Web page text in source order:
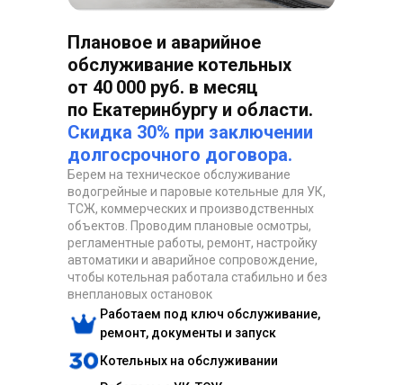
Плановое и аварийное
обслуживание котельных
от 40 000 руб. в месяц
по Екатеринбургу и области.
Скидка 30% при заключении
долгосрочного договора.
Берем на техническое обслуживание
водогрейные и паровые котельные для УК,
ТСЖ, коммерческих и производственных
объектов. Проводим плановые осмотры,
регламентные работы, ремонт, настройку
автоматики и аварийное сопровождение,
чтобы котельная работала стабильно и без
внеплановых остановок
Работаем под ключ обслуживание,
ремонт, документы и запуск
Котельных на обслуживании